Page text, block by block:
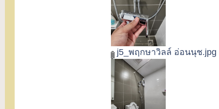
j5_พฤกษาวิลล์ อ่อนนุช.jpg